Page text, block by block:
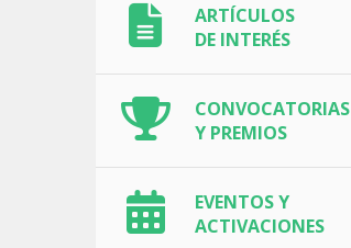
ARTÍCULOS
DE INTERÉS
CONVOCATORIAS
Y PREMIOS
EVENTOS Y
ACTIVACIONES